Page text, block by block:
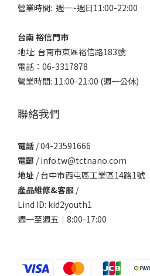
營業時間: 週一~週日11:00-22:00
台南 裕信門市
地址: 台南市東區裕信路183號
電話：06-3317878
營業時間: 11:00-21:00 (週一公休)
聯絡我們
電話 / 04-23591666
電郵 / info.tw@tctnano.com
地址 / 台中市西屯區工業區14路1號
產品維修&客服 /
Lind ID: kid2youth1
週一至週五｜8:00-17:00